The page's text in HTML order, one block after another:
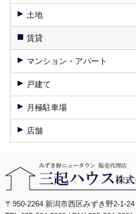
土地
賃貸
マンション・アパート
戸建て
月極駐車場
店舗
〒950-2264 新潟市西区みずき野2-1-24